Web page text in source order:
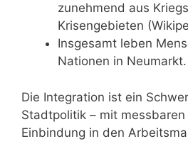
zunehmend aus
Krisengebieten
Insgesamt leben
Nationen in Neumarkt.
Die Integration ist ein
Stadtpolitik – mit
Einbindung in den